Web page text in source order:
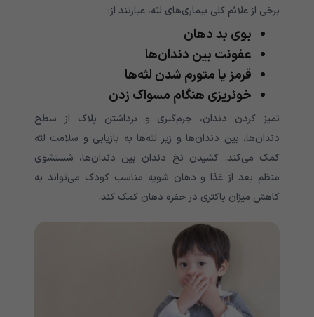
برخی از علائم کلی بیماری‌‌‌‌‌‌‌‌‌‌‌‌‌‌‌‌‌‌‌‌‌‌‌‌‌‌‌‌‌‌‌‌‌‌‌‌‌‌‌‌‌‌‌‌‌‌های لثه، عبارتند از:
بوی بد دهان
عفونت بین دندان‌‌‌‌‌‌‌‌‌‌‌‌‌‌‌‌‌‌‌‌‌‌‌‌‌‌‌‌‌‌‌‌‌‌‌‌‌‌‌‌‌‌‌‌‌‌ها
قرمز یا متورم شدن لثه‌‌‌‌‌‌‌‌‌‌‌‌‌‌‌‌‌‌‌‌‌‌‌‌‌‌‌‌‌‌‌‌‌‌‌‌‌‌‌‌‌‌‌‌‌‌ها
خونریزی هنگام مسواک زدن
تمیز کردن دندان، جرم‌گیری و برداشتن پلاک از سطح
دندان‌‌‌‌‌‌‌‌‌‌‌‌‌‌‌‌‌‌‌‌‌‌‌‌‌‌‌‌‌‌‌‌‌‌‌‌‌‌‌‌‌‌‌‌‌‌ها، بین دندان‌ها و زیر لثه‌ها به بازیابی و سلامت لثه
کمک می‌‌‌‌‌‌‌‌‌‌‌‌‌‌‌‌‌‌‌‌‌‌‌‌‌‌‌‌‌‌‌‌‌‌‌‌‌‌‌‌‌‌‌‌‌‌‌‌‌‌‌‌کند. کشیدن نخ دندان بین دندان‌‌‌‌‌‌‌‌‌‌‌‌‌‌‌‌‌‌‌‌‌‌‌‌‌‌‌‌‌‌‌‌‌‌‌‌‌‌‌‌‌‌‌‌‌‌ها، شستشوی
منظم بعد از غذا و دهان شویه مناسب کودک می‌‌‌‌‌‌‌‌‌‌‌‌‌‌‌‌‌‌‌‌‌‌‌‌‌‌‌‌‌‌‌‌‌‌‌‌‌‌‌‌‌‌‌‌‌‌‌‌‌‌‌‌تواند به
کاهش میزان باکتری در حفره دهان کمک کند.